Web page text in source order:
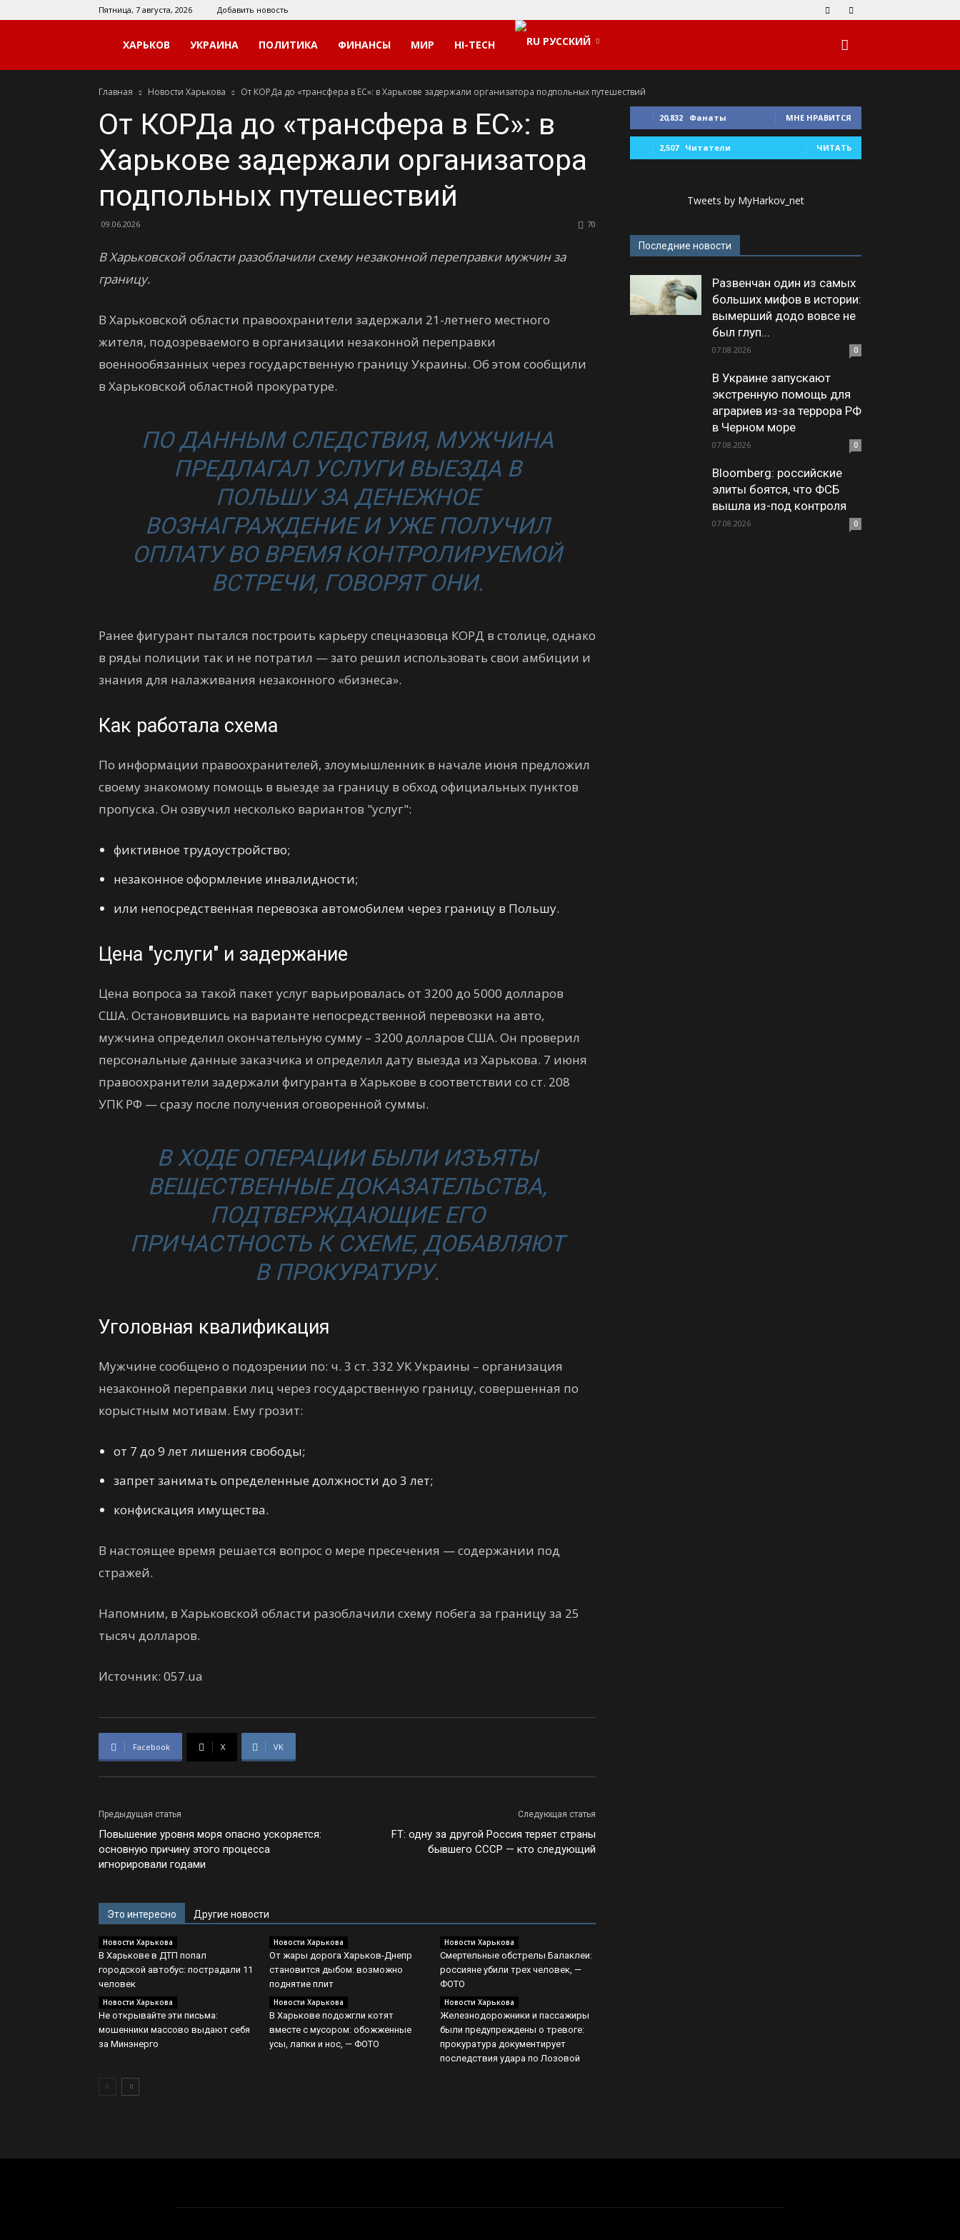
Пятница, 7 августа, 2026 Добавить новость
Мой
Харьков
ХАРЬКОВ УКРАИНА ПОЛИТИКА ФИНАНСЫ МИР HI-TECH РУССКИЙ
Главная Новости Харькова От КОРДа до «трансфера в ЕС»: в Харькове задержали организатора подпольных путешествий
От КОРДа до «трансфера в ЕС»: в
Харькове задержали организатора
подпольных путешествий
09.06.2026 70
В Харьковской области разоблачили схему незаконной переправки мужчин за
границу.
В Харьковской области правоохранители задержали 21-летнего местного
жителя, подозреваемого в организации незаконной переправки
военнообязанных через государственную границу Украины. Об этом сообщили
в Харьковской областной прокуратуре.
ПО ДАННЫМ СЛЕДСТВИЯ, МУЖЧИНА
ПРЕДЛАГАЛ УСЛУГИ ВЫЕЗДА В
ПОЛЬШУ ЗА ДЕНЕЖНОЕ
ВОЗНАГРАЖДЕНИЕ И УЖЕ ПОЛУЧИЛ
ОПЛАТУ ВО ВРЕМЯ КОНТРОЛИРУЕМОЙ
ВСТРЕЧИ, ГОВОРЯТ ОНИ.
Ранее фигурант пытался построить карьеру спецназовца КОРД в столице, однако
в ряды полиции так и не потратил — зато решил использовать свои амбиции и
знания для налаживания незаконного «бизнеса».
Как работала схема
По информации правоохранителей, злоумышленник в начале июня предложил
своему знакомому помощь в выезде за границу в обход официальных пунктов
пропуска. Он озвучил несколько вариантов "услуг":
фиктивное трудоустройство;
незаконное оформление инвалидности;
или непосредственная перевозка автомобилем через границу в Польшу.
Цена "услуги" и задержание
Цена вопроса за такой пакет услуг варьировалась от 3200 до 5000 долларов
США. Остановившись на варианте непосредственной перевозки на авто,
мужчина определил окончательную сумму – 3200 долларов США. Он проверил
персональные данные заказчика и определил дату выезда из Харькова. 7 июня
правоохранители задержали фигуранта в Харькове в соответствии со ст. 208
УПК РФ — сразу после получения оговоренной суммы.
В ХОДЕ ОПЕРАЦИИ БЫЛИ ИЗЪЯТЫ
ВЕЩЕСТВЕННЫЕ ДОКАЗАТЕЛЬСТВА,
ПОДТВЕРЖДАЮЩИЕ ЕГО
ПРИЧАСТНОСТЬ К СХЕМЕ, ДОБАВЛЯЮТ
В ПРОКУРАТУРУ.
Уголовная квалификация
Мужчине сообщено о подозрении по: ч. 3 ст. 332 УК Украины – организация
незаконной переправки лиц через государственную границу, совершенная по
корыстным мотивам. Ему грозит:
от 7 до 9 лет лишения свободы;
запрет занимать определенные должности до 3 лет;
конфискация имущества.
В настоящее время решается вопрос о мере пресечения — содержании под
стражей.
Напомним, в Харьковской области разоблачили схему побега за границу за 25
тысяч долларов.
Источник: 057.ua
Facebook X VK
Предыдущая статья
Повышение уровня моря опасно ускоряется:
основную причину этого процесса
игнорировали годами
Следующая статья
FT: одну за другой Россия теряет страны
бывшего СССР — кто следующий
Это интересно Другие новости
Новости Харькова
В Харькове в ДТП попал
городской автобус: пострадали 11
человек
Новости Харькова
От жары дорога Харьков-Днепр
становится дыбом: возможно
поднятие плит
Новости Харькова
Смертельные обстрелы Балаклеи:
россияне убили трех человек, —
ФОТО
Новости Харькова
Не открывайте эти письма:
мошенники массово выдают себя
за Минэнерго
Новости Харькова
В Харькове подожгли котят
вместе с мусором: обожженные
усы, лапки и нос, — ФОТО
Новости Харькова
Железнодорожники и пассажиры
были предупреждены о тревоге:
прокуратура документирует
последствия удара по Лозовой
20,832 Фанаты МНЕ НРАВИТСЯ
2,507 Читатели ЧИТАТЬ
Tweets by MyHarkov_net
Последние новости
Развенчан один из самых
больших мифов в истории:
вымерший додо вовсе не
был глуп...
07.08.2026 0
В Украине запускают
экстренную помощь для
аграриев из-за террора РФ
в Черном море
07.08.2026 0
Bloomberg: российские
элиты боятся, что ФСБ
вышла из-под контроля
07.08.2026 0